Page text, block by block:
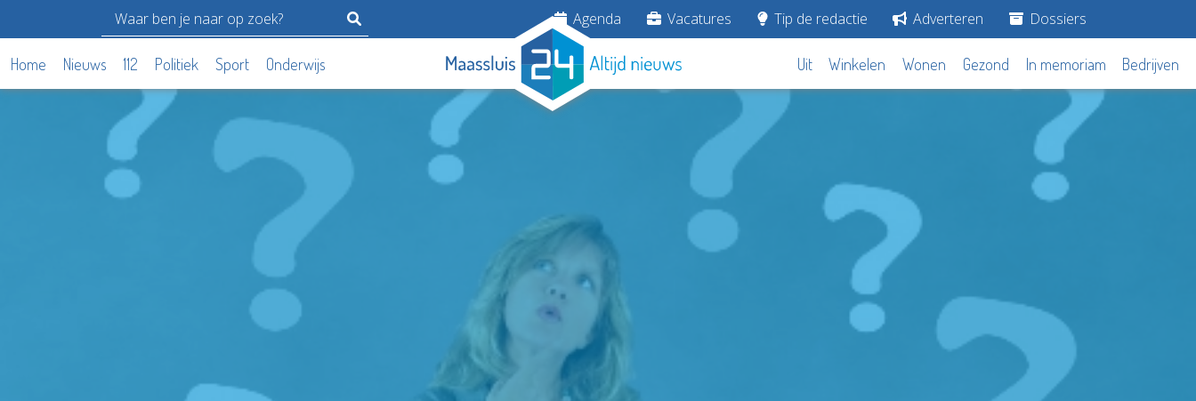
Agenda Vacatures Tip de redactie Adverteren Dossiers
Home Nieuws 112 Politiek Sport Onderwijs Uit Winkelen Wonen Gezond In memoriam Bedrijven